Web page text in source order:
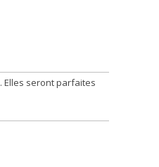
. Elles seront parfaites